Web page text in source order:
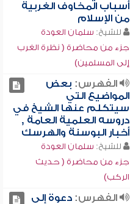
أسباب المخاوف الغربية
من الإسلام
للشيخ: سلمان العودة
جزء من محاضرة ( نظرة الغرب
إلى المسلمين)
الفهرس: بعض
المواضيع التي
سيتكلم عنها الشيخ في
دروسه العلمية العامة ,
أخبار البوسنة والهرسك
للشيخ: سلمان العودة
جزء من محاضرة ( حديث
الركب)
الفهرس:دعوة إلى